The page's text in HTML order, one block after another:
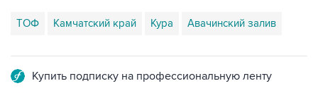
ТОФ Камчатский край Кура Авачинский залив
Купить подписку на профессиональную ленту